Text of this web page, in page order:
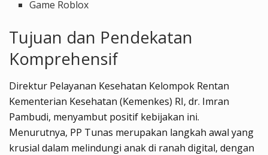
Game Roblox
Tujuan dan Pendekatan
Komprehensif
Direktur Pelayanan Kesehatan Kelompok Rentan
Kementerian Kesehatan (Kemenkes) RI, dr. Imran
Pambudi, menyambut positif kebijakan ini.
Menurutnya, PP Tunas merupakan langkah awal yang
krusial dalam melindungi anak di ranah digital, dengan